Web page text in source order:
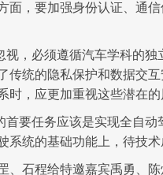
面，要加强身份认证、通
视，必须遵循汽车学科的
传统的隐私保护和数据交
时，应更加重视这些潜在
要任务应该是实现全自
系统的基础功能上，待技
、石程给特邀嘉宾禹勇、陈